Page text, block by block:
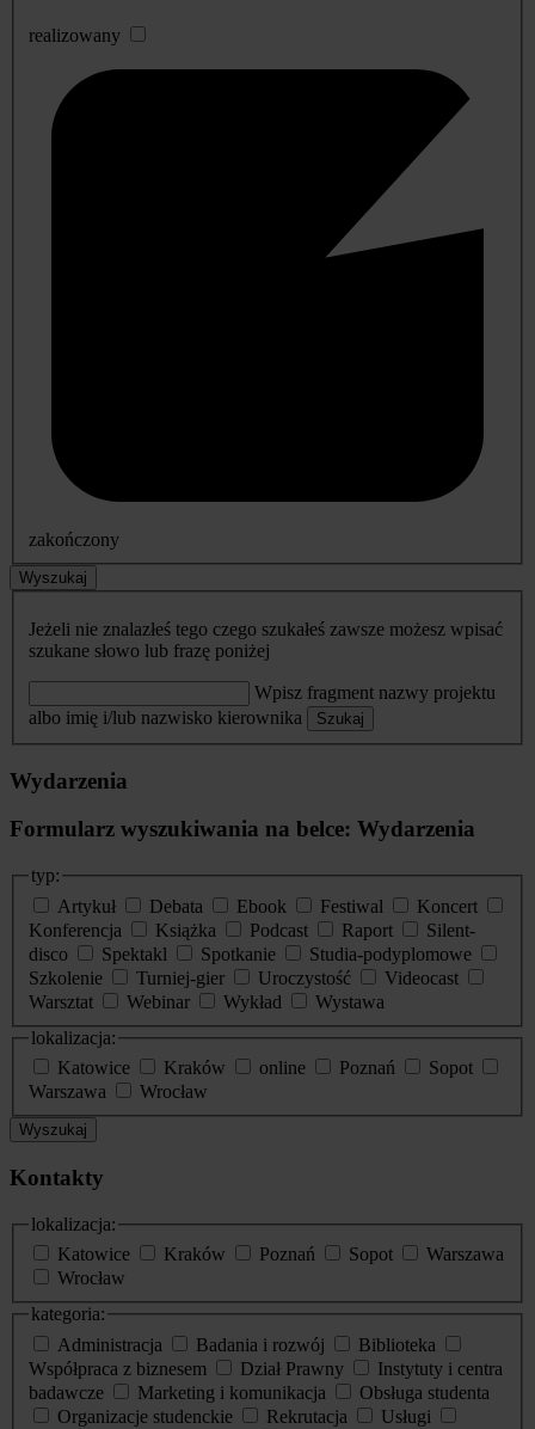
realizowany
zakończony
Wyszukaj
Jeżeli nie znalazłeś tego czego szukałeś zawsze możesz wpisać
szukane słowo lub frazę poniżej
Wpisz fragment nazwy projektu
albo imię i/lub nazwisko kierownika
Szukaj
Wydarzenia
Formularz wyszukiwania na belce: Wydarzenia
typ:
Artykuł
Debata Ebook Festiwal
Koncert
Konferencja
Książka Podcast Raport
Silent-
disco
Spektakl Spotkanie
Studia-podyplomowe
Szkolenie
Turniej-gier Uroczystość
Videocast
Warsztat
Webinar Wykład
Wystawa
lokalizacja:
Katowice
Kraków online Poznań
Sopot
Warszawa
Wrocław
Wyszukaj
Kontakty
lokalizacja:
Katowice
Kraków Poznań Sopot
Warszawa
Wrocław
kategoria:
Administracja
Badania i rozwój
Biblioteka
Współpraca z biznesem
Dział Prawny
Instytuty i centra
badawcze
Marketing i komunikacja
Obsługa studenta
Organizacje studenckie
Rekrutacja
Usługi